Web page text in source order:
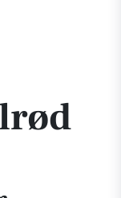
og fugleliv